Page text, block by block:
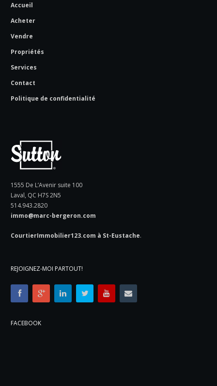
Accueil
Acheter
Vendre
Propriétés
Services
Contact
Politique de confidentialité
1555 De L’Avenir suite 100
Laval, QC H7S 2N5
514.943.2820
immo@marc-bergeron.com
CourtierImmobilier123.com à St-Eustache.
REJOIGNEZ-MOI PARTOUT!
FACEBOOK